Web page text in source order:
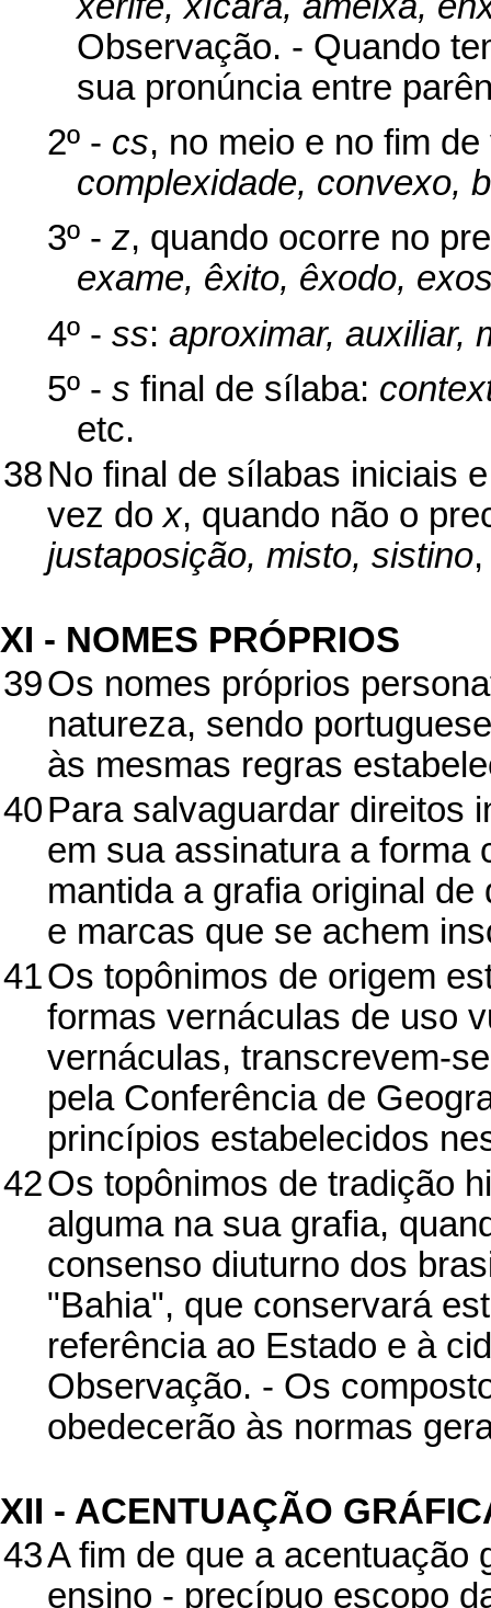
Observação. - Quando
sua pronúncia entre
2º - cs, no meio e no fim
complexidade, convexo,
3º -z, quando ocorre no
exame, êxito, êxodo,
4º - ss: aproximar, auxiliar,
5º - s final de sílaba:
etc.
38No final de sílabas iniciais
vez dox, quando não o
justaposição, misto, sistino
XI - NOMES PRÓPRIOS
39Os nomes próprios
natureza, sendo
às mesmas regras
40Para salvaguardar direitos
em sua assinatura a forma
mantida a grafia original
e marcas que se achem
41Os topônimos de origem
formas vernáculas de uso
vernáculas, transcrevem-
pela Conferência de
princípios estabelecidos
42Os topônimos de tradição
alguma na sua grafia,
consenso diuturno dos
"Bahia", que conservará
referência ao Estado e à
Observação. - Os
obedecerão às normas
XII - ACENTUAÇÃO
43A fim de que a acentuação
ensino - precípuo escopo